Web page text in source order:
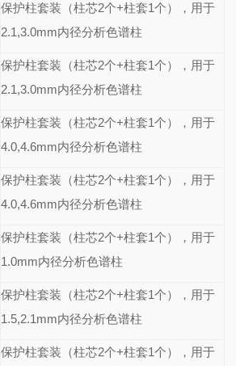
保护柱套装（柱芯2个+柱套1个），用于
2.1,3.0mm内径分析色谱柱
保护柱套装（柱芯2个+柱套1个），用于
2.1,3.0mm内径分析色谱柱
保护柱套装（柱芯2个+柱套1个），用于
4.0,4.6mm内径分析色谱柱
保护柱套装（柱芯2个+柱套1个），用于
4.0,4.6mm内径分析色谱柱
保护柱套装（柱芯2个+柱套1个），用于
1.0mm内径分析色谱柱
保护柱套装（柱芯2个+柱套1个），用于
1.5,2.1mm内径分析色谱柱
保护柱套装（柱芯2个+柱套1个），用于